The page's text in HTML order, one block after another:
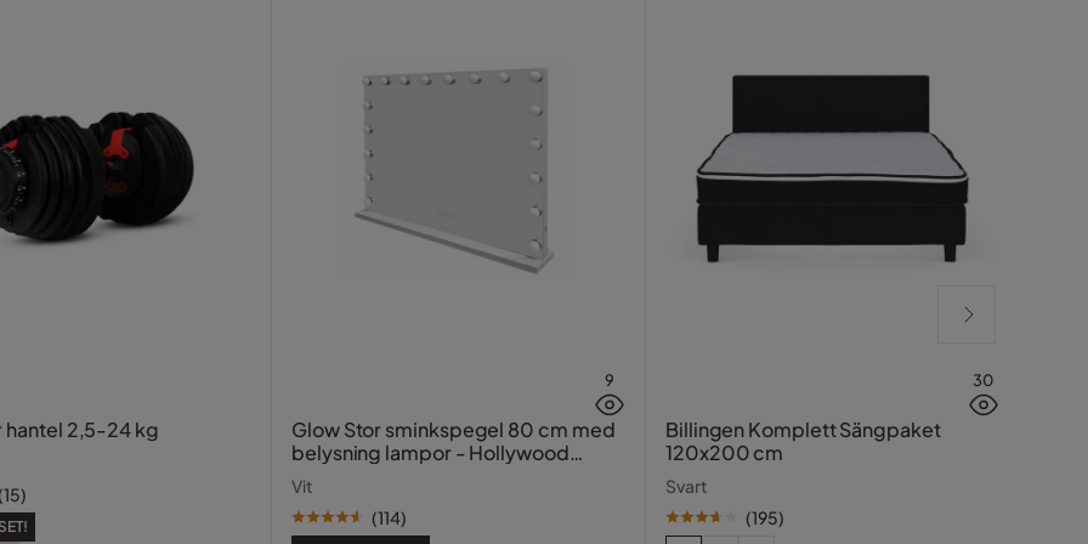
hantel 2,5-24 kg
(15)
9
Glow Stor sminkspegel 80 cm med
belysning lampor - Hollywood
spegel med USB-charging
Vit
(114)
30
Billingen Komplett Sängpaket
120x200 cm
Svart
(195)